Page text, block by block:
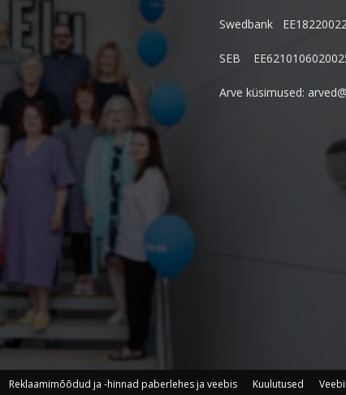
Swedbank
SEB
Arve küsimused:
Reklaamimõõdud ja -hinnad paberlehes ja veebis Kuulutused